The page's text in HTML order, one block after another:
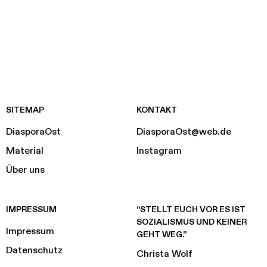
SITEMAP
DiasporaOst
Material
Über uns
KONTAKT
DiasporaOst@web.de
Instagram
IMPRESSUM
Impressum
Datenschutz
“STELLT EUCH VOR ES IST
SOZIALISMUS UND KEINER
GEHT WEG.”
Christa Wolf